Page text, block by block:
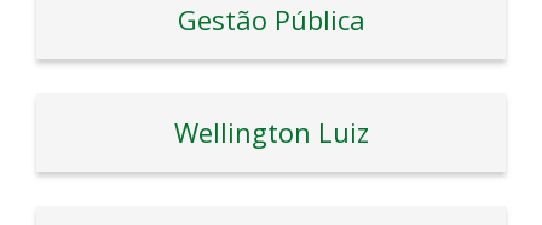
Gestão Pública
Wellington Luiz